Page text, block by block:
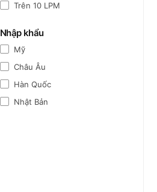
Trên 10 LPM
Nhập khẩu
Mỹ
Châu Âu
Hàn Quốc
Nhật Bản